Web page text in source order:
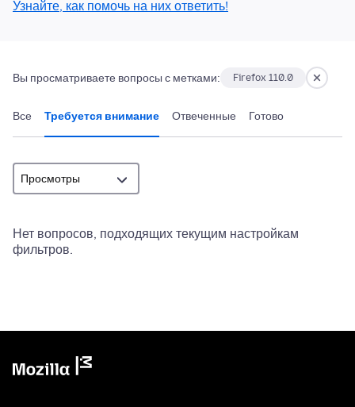
Узнайте, как помочь на них ответить!
Вы просматриваете вопросы с метками: Firefox 110.0
Все Требуется внимание Отвеченные Готово
Нет вопросов, подходящих текущим настройкам
фильтров.